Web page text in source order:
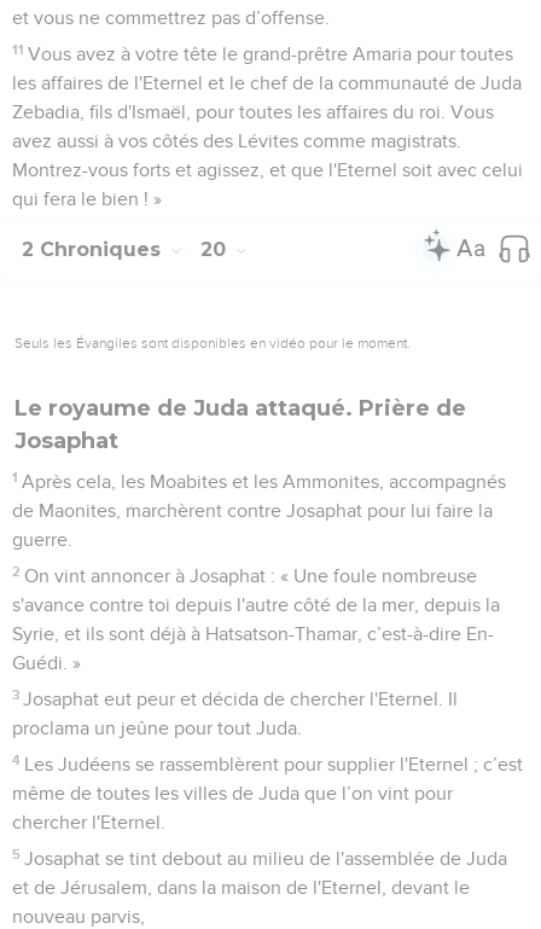
et vous ne commettrez pas d’offense.
11 Vous avez à votre tête le grand-prêtre Amaria pour toutes
les affaires de l'Eternel et le chef de la communauté de Juda
Zebadia, fils d'Ismaël, pour toutes les affaires du roi. Vous
avez aussi à vos côtés des Lévites comme magistrats.
Montrez-vous forts et agissez, et que l'Eternel soit avec celui
qui fera le bien ! »
2 Chroniques 20
Seuls les Évangiles sont disponibles en vidéo pour le moment.
Le royaume de Juda attaqué. Prière de
Josaphat
1 Après cela, les Moabites et les Ammonites, accompagnés
de Maonites, marchèrent contre Josaphat pour lui faire la
guerre.
2 On vint annoncer à Josaphat : « Une foule nombreuse
s'avance contre toi depuis l'autre côté de la mer, depuis la
Syrie, et ils sont déjà à Hatsatson-Thamar, c’est-à-dire En-
Guédi. »
3 Josaphat eut peur et décida de chercher l'Eternel. Il
proclama un jeûne pour tout Juda.
4 Les Judéens se rassemblèrent pour supplier l'Eternel ; c’est
même de toutes les villes de Juda que l’on vint pour
chercher l'Eternel.
5 Josaphat se tint debout au milieu de l'assemblée de Juda
et de Jérusalem, dans la maison de l'Eternel, devant le
nouveau parvis,